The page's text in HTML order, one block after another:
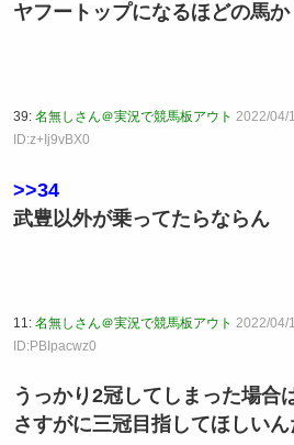
ヤフートップになるほどの馬か
39: 名無しさん＠実況で競馬板アウト 2022/04/
ID:z+Ij9vBX0
>>34
武豊以外が乗ってたらならん
11: 名無しさん＠実況で競馬板アウト 2022/04/
ID:PBIpacwz0
うっかり2冠してしまった場合
さすがに三冠目指してほしい